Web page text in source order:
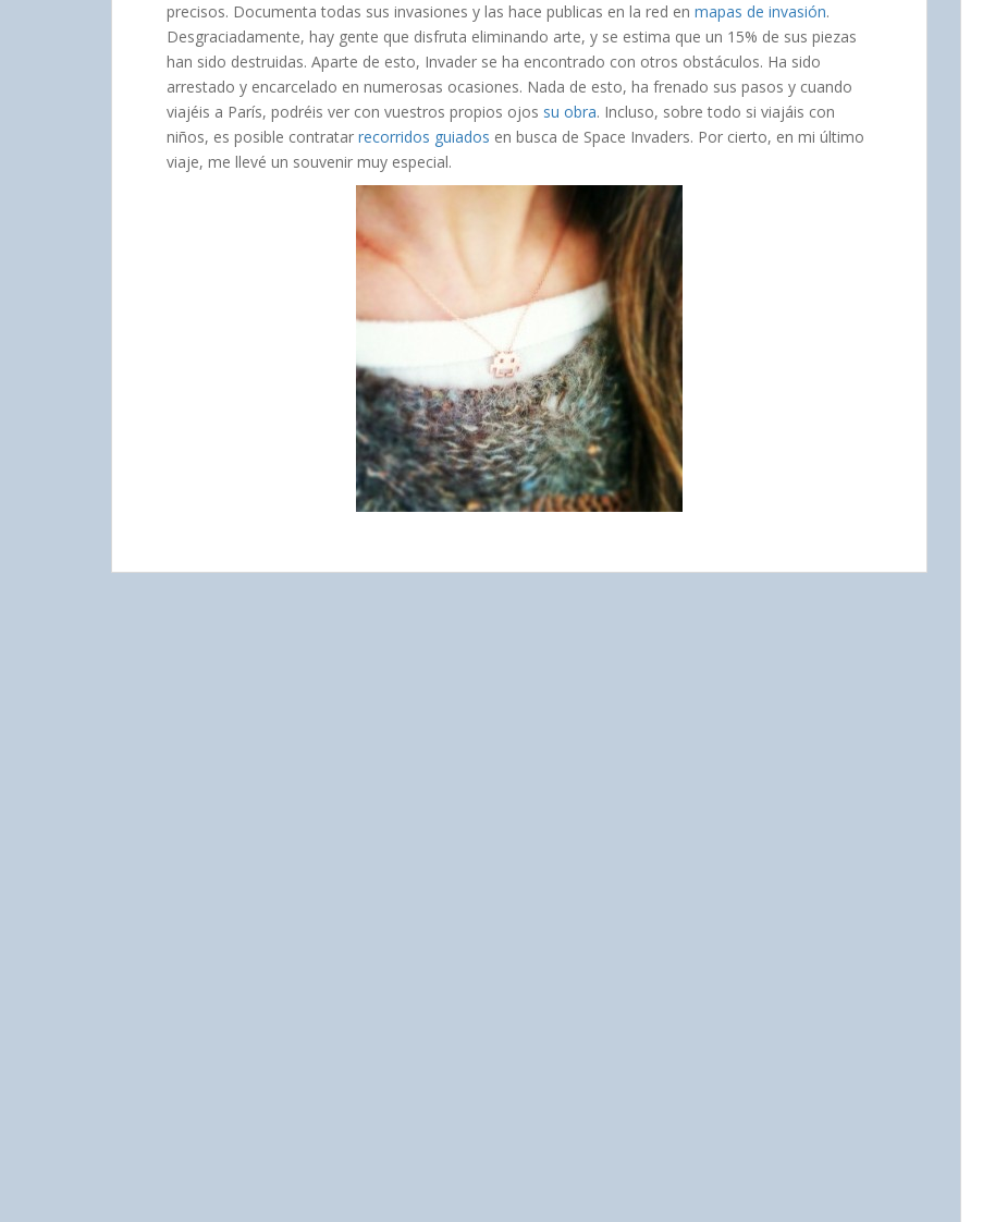
precisos. Documenta todas sus invasiones y las hace publicas en la red en mapas de invasión.
Desgraciadamente, hay gente que disfruta eliminando arte, y se estima que un 15% de sus piezas
han sido destruidas. Aparte de esto, Invader se ha encontrado con otros obstáculos. Ha sido
arrestado y encarcelado en numerosas ocasiones. Nada de esto, ha frenado sus pasos y cuando
viajéis a París, podréis ver con vuestros propios ojos su obra. Incluso, sobre todo si viajáis con
niños, es posible contratar recorridos guiados en busca de Space Invaders. Por cierto, en mi último
viaje, me llevé un souvenir muy especial.